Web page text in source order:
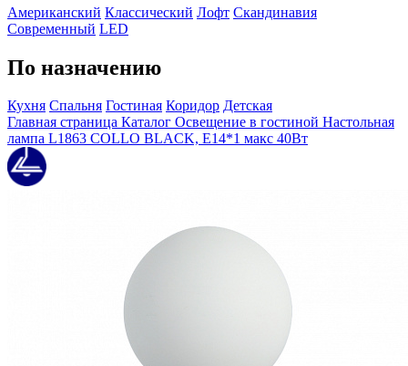
Американский Классический Лофт Скандинавия
Современный LED
По назначению
Кухня Спальня Гостиная Коридор Детская
Главная страница Каталог Освещение в гостиной Настольная
лампа L1863 COLLO BLACK, Е14*1 макс 40Вт